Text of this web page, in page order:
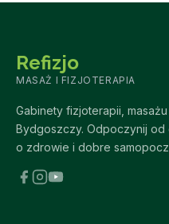
Refizjo
MASAŻ I FIZJOTERAPIA
Gabinety fizjoterapii,
Bydgoszczy. Odpoczynij
o zdrowie i dobre